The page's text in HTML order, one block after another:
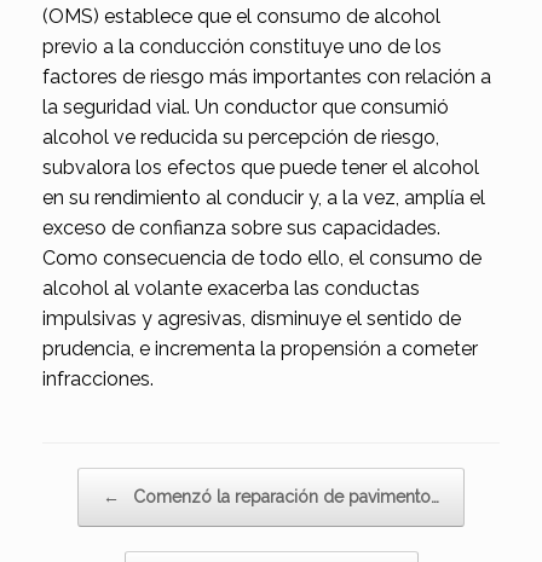
(OMS) establece que el consumo de alcohol
previo a la conducción constituye uno de los
factores de riesgo más importantes con relación a
la seguridad vial. Un conductor que consumió
alcohol ve reducida su percepción de riesgo,
subvalora los efectos que puede tener el alcohol
en su rendimiento al conducir y, a la vez, amplía el
exceso de confianza sobre sus capacidades.
Como consecuencia de todo ello, el consumo de
alcohol al volante exacerba las conductas
impulsivas y agresivas, disminuye el sentido de
prudencia, e incrementa la propensión a cometer
infracciones.
← Comenzó la reparación de pavimento…